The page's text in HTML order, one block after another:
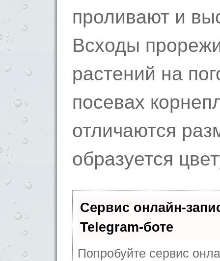
проливают и
Всходы
растений на
посевах
отличаются
образуется
Сервис онлайн-
Telegram-боте
Попробуйте сервис